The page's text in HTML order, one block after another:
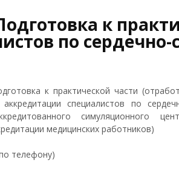
к
по
к практической части
специалистов по
симуляционного
медицинских работников)
телефону)